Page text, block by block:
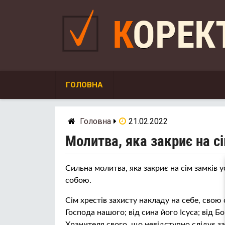
ГОЛОВНА
Головна 21.02.2022
Молитва, яка закриє на
Сильна молитва, яка закриє на сім замків
собою.
Сім хрестів захисту накладу на себе,
Господа нашого; від сина його Ісуса; від